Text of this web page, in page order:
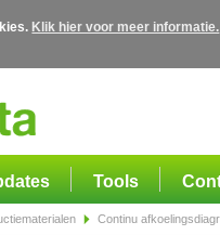
Klik hier voor meer informatie.
Tools
Continu